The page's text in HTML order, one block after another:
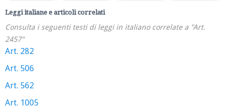
Leggi italiane e articoli correlati
Consulta i seguenti testi di leggi in italiano correlate a "Art.
2457"
Art. 282
Art. 506
Art. 562
Art. 1005